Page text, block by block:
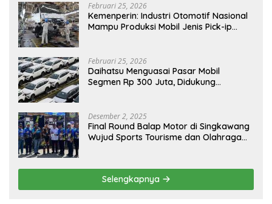
Februari 25, 2026
Kemenperin: Industri Otomotif Nasional
Mampu Produksi Mobil Jenis Pick-ip
Februari 25, 2026
Daihatsu Menguasai Pasar Mobil
Segmen Rp 300 Juta, Didukung
Desember 2, 2025
Final Round Balap Motor di Singkawang
Wujud Sports Tourisme dan Olahraga
Selengkapnya